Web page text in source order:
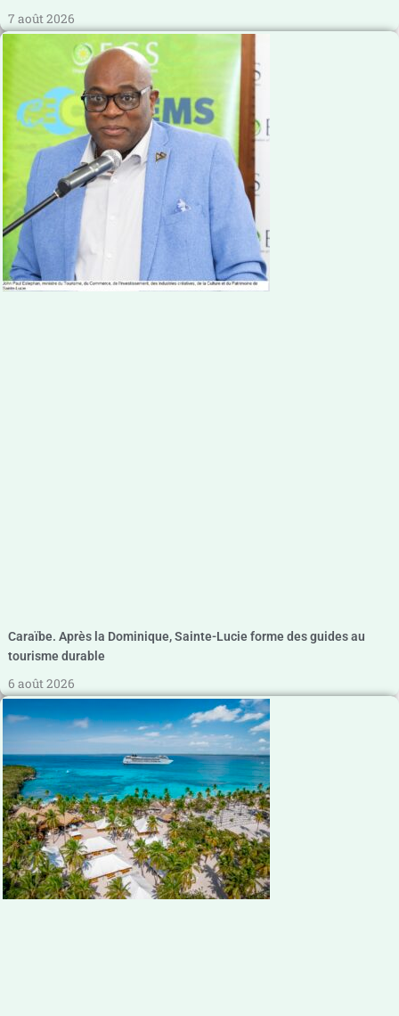
7 août 2026
Caraïbe. Après la Dominique, Sainte-Lucie forme des guides au
tourisme durable
6 août 2026